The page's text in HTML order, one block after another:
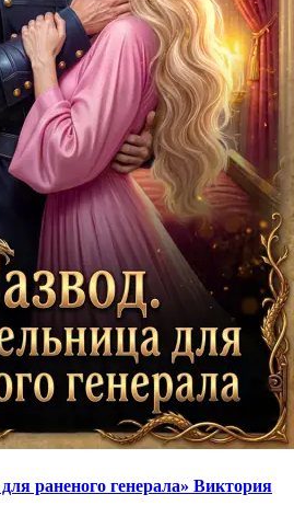
раненого генерала» Виктория